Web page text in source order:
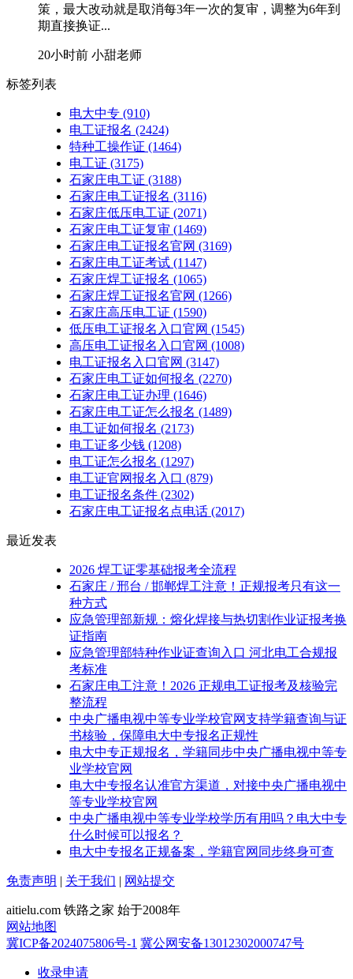
策，最大改动就是取消每3年一次的复审，调整为6年到
期直接换证...
20小时前 小甜老师
标签列表
电大中专 (910)
电工证报名 (2424)
特种工操作证 (1464)
电工证 (3175)
石家庄电工证 (3188)
石家庄电工证报名 (3116)
石家庄低压电工证 (2071)
石家庄电工证复审 (1469)
石家庄电工证报名官网 (3169)
石家庄电工证考试 (1147)
石家庄焊工证报名 (1065)
石家庄焊工证报名官网 (1266)
石家庄高压电工证 (1590)
低压电工证报名入口官网 (1545)
高压电工证报名入口官网 (1008)
电工证报名入口官网 (3147)
石家庄电工证如何报名 (2270)
石家庄电工证办理 (1646)
石家庄电工证怎么报名 (1489)
电工证如何报名 (2173)
电工证多少钱 (1208)
电工证怎么报名 (1297)
电工证官网报名入口 (879)
电工证报名条件 (2302)
石家庄电工证报名点电话 (2017)
最近发表
2026 焊工证零基础报考全流程
石家庄 / 邢台 / 邯郸焊工注意！正规报考只有这一
种方式
应急管理部新规：熔化焊接与热切割作业证报考换
证指南
应急管理部特种作业证查询入口 河北电工合规报
考标准
石家庄电工注意！2026 正规电工证报考及核验完
整流程
中央广播电视中等专业学校官网支持学籍查询与证
书核验，保障电大中专报名正规性
电大中专正规报名，学籍同步中央广播电视中等专
业学校官网
电大中专报名认准官方渠道，对接中央广播电视中
等专业学校官网
中央广播电视中等专业学校学历有用吗？电大中专
什么时候可以报名？
电大中专报名正规备案，学籍官网同步终身可查
免责声明 | 关于我们 | 网站提交
aitielu.com 铁路之家 始于2008年
网站地图
冀ICP备2024075806号-1 冀公网安备13012302000747号
收录申请